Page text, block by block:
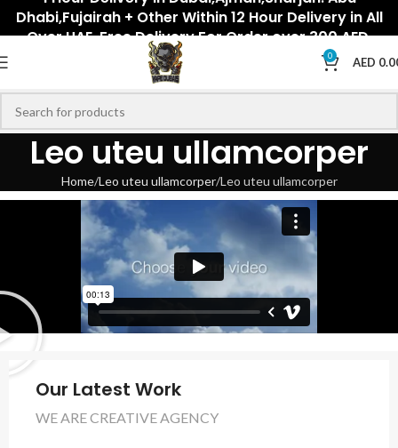
Dhabi,Fujairah + Other Within 12 Hour Delivery in All
Over UAE. Free Delivery For Order over 300 AED.
0 AED
Leo uteu ullamcorper
Home Leo uteu ullamcorper Leo uteu ullamcorper
Our Latest Work
WE ARE CREATIVE AGENCY